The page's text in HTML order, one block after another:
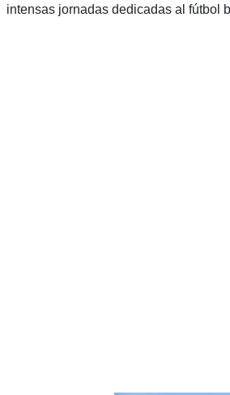
intensas jornadas dedicadas al fútbol